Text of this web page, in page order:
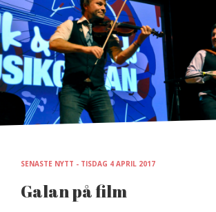
Skip
to
content
SENASTE NYTT - TISDAG 4 APRIL 2017
Galan på film